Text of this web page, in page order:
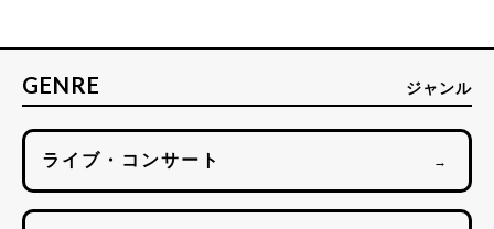
GENRE ジャンル
ライブ・コンサート →